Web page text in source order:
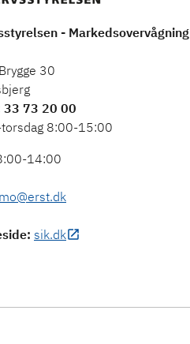
- Markedsovervågning
30
33 73 20 00
torsdag 8:00-15:00
14:00
mo@erst.dk
: sik.dk